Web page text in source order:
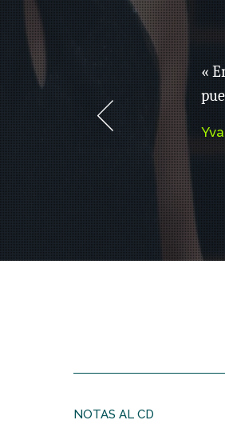
su
Don
editada
«
NOTAS AL CD